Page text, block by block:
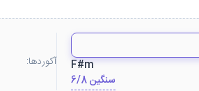
F#m
6/8 سنگین
آکوردها: